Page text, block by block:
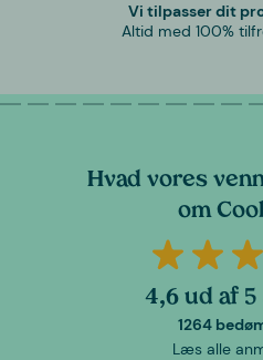
Vi tilpasser dit
Altid med 100%
Hvad vores
om
4,6 ud af
1264
Læs alle